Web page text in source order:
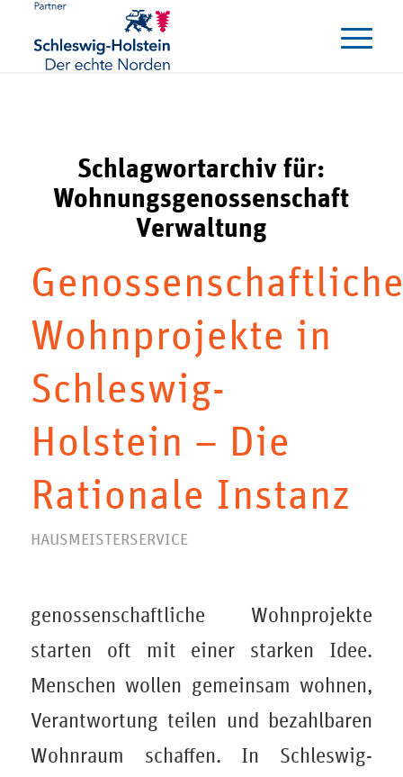
Schlagwortarchiv für:
Wohnungsgenossenschaft
Verwaltung
Wohnprojekte in
Schleswig-
Holstein – Die
Rationale Instanz
HAUSMEISTERSERVICE
genossenschaftliche Wohnprojekte
starten oft mit einer starken Idee.
Menschen wollen gemeinsam wohnen,
Verantwortung teilen und bezahlbaren
Wohnraum schaffen. In Schleswig-